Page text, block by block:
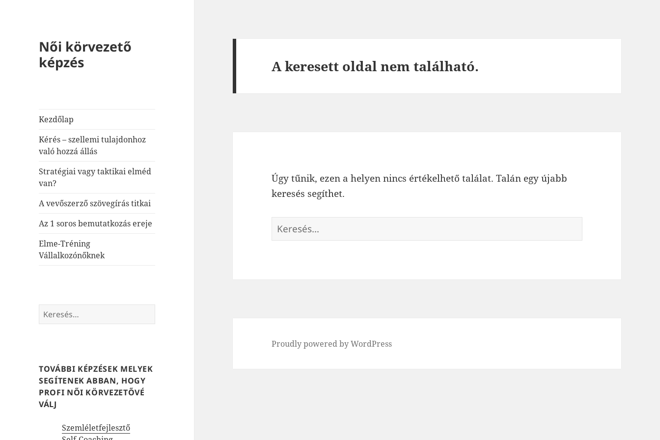
Női körvezető
képzés
Kezdőlap
Kérés – szellemi tulajdonhoz
való hozzá állás
Stratégiai vagy taktikai elméd
van?
A vevőszerző szövegírás titkai
Az 1 soros bemutatkozás ereje
Elme-Tréning
Vállalkozónőknek
Keresés:
TOVÁBBI KÉPZÉSEK MELYEK
SEGÍTENEK ABBAN, HOGY
PROFI NŐI KÖRVEZETŐVÉ
VÁLJ
Szemléletfejlesztő
A keresett oldal nem található.
Úgy tűnik, ezen a helyen nincs értékelhető találat. Talán egy újabb
keresés segíthet.
Keresés:
Proudly powered by WordPress